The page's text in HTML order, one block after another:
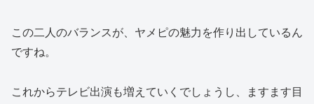
この二人のバランスが、ヤメピの魅力を作り出しているん
ですね。
これからテレビ出演も増えていくでしょうし、ますます目